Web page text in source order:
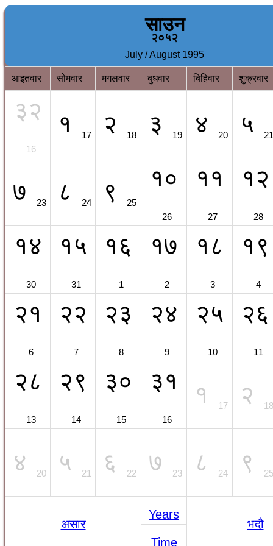
साउन
२०५२
July / August 1995
आइतवार सोमवार मगलवार बुधवार बिहिवार शुक्रवार
३२
16
१ 17 २ 18 ३ 19 ४ 20 ५ 21
७ 23 ८ 24 ९ 25
१०
26
११
27
१२
28
१४
30
१५
31
१६
1
१७
2
१८
3
१९
4
२१
6
२२
7
२३
8
२४
9
२५
10
२६
11
२८
13
२९
14
३०
15
३१
16
१ 17 २ 18
४ 20 ५ 21 ६ 22 ७ 23 ८ 24 ९ 25
असार
Years
भदौ
Time